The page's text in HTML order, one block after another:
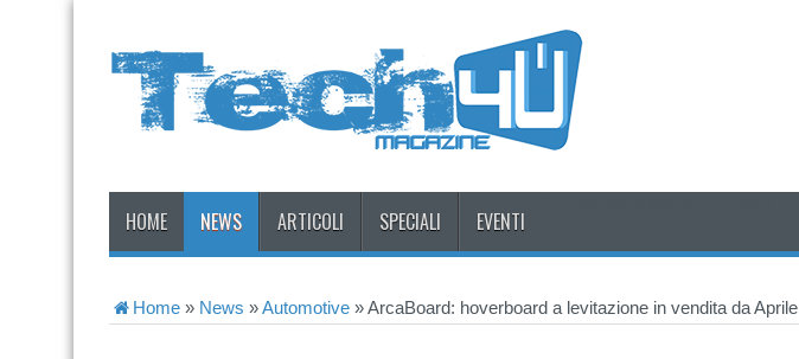
HOME NEWS ARTICOLI SPECIALI EVENTI
Home » News »Automotive »ArcaBoard: hoverboard a levitazione in vendita da Aprile